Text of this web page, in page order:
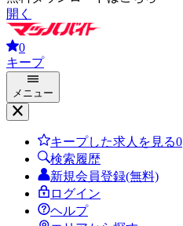
開く
0
キープ
メニュー
キープした求人を見る0
検索履歴
新規会員登録(無料)
ログイン
ヘルプ